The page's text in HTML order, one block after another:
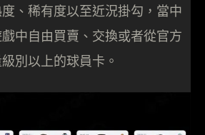
、稀有度以至近況掛勾，當中
中自由買賣、交換或者從官方
別以上的球員卡。